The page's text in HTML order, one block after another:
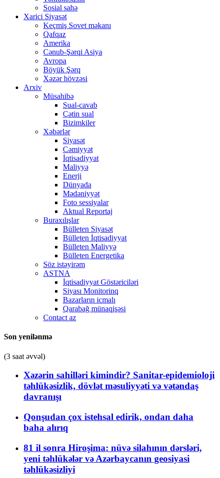
Sosial sahə
Xarici Siyasət
Keçmiş Sovet məkanı
Qafqaz
Amerika
Cənub-Şərqi Asiya
Avropa
Böyük Şərq
Xəzər hövzəsi
Arxiv
Müsahibə
Sual-cavab
Çətin sual
Bizimkiler
Xəbərlər
Siyasət
Cəmiyyət
İqtisadiyyat
Maliyyə
Enerji
Dünyada
Mədəniyyət
Foto sessiyalar
Aktual Reportaj
Buraxılışlar
Bülleten Siyasət
Bülleten İqtisadiyyat
Bülleten Maliyyə
Bülleten Energetika
Söz istəyirəm
ASTNA
İqtisadiyyat Göstəriciləri
Siyası Monitorinq
Bazarların icmalı
Qarabağ münaqişəsi
Contact az
Son yenilənmə
(3 saat əvvəl)
Xəzərin sahilləri kimindir? Sanitar-epidemioloji
təhlükəsizlik, dövlət məsuliyyəti və vətəndaş
davranışı
Qonşudan çox istehsal edirik, ondan daha
baha alırıq
81 il sonra Hiroşima: nüvə silahının dərsləri,
yeni təhlükələr və Azərbaycanın geosiyasi
təhlükəsizliyi